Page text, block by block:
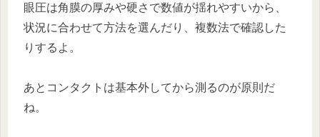
眼圧は角膜の厚みや硬さで数値が揺れやすいから、
状況に合わせて方法を選んだり、複数法で確認した
りするよ。
あとコンタクトは基本外してから測るのが原則だ
ね。